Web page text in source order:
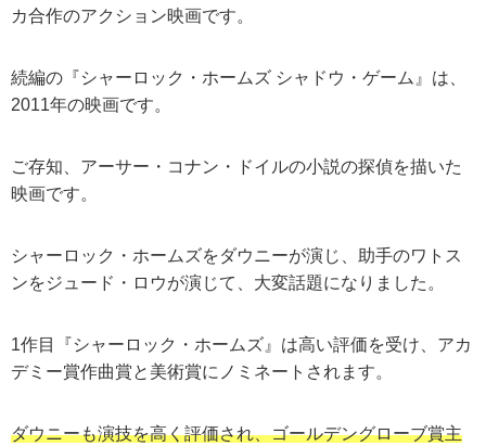
カ合作のアクション映画です。
続編の『シャーロック・ホームズ シャドウ・ゲーム』は、
2011年の映画です。
ご存知、アーサー・コナン・ドイルの小説の探偵を描いた
映画です。
シャーロック・ホームズをダウニーが演じ、助手のワトス
ンをジュード・ロウが演じて、大変話題になりました。
1作目『シャーロック・ホームズ』は高い評価を受け、アカ
デミー賞作曲賞と美術賞にノミネートされます。
ダウニーも演技を高く評価され、ゴールデングローブ賞主